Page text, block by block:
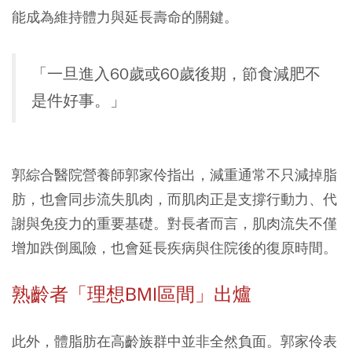
能成為維持體力與延長壽命的關鍵。
「一旦進入60歲或60歲後期，節食減肥不
是件好事。」
郭綜合醫院營養師郭家伶指出， 減重通常不只減掉脂
肪，也會同步流失肌肉，而肌肉正是支撐行動力、代
謝與免疫力的重要基礎。對長者而言，肌肉流失不僅
增加跌倒風險，也會延長疾病與住院後的復原時間。
熟齡者「理想BMI區間」出爐
此外，體脂肪在高齡族群中並非全然負面。郭家伶表